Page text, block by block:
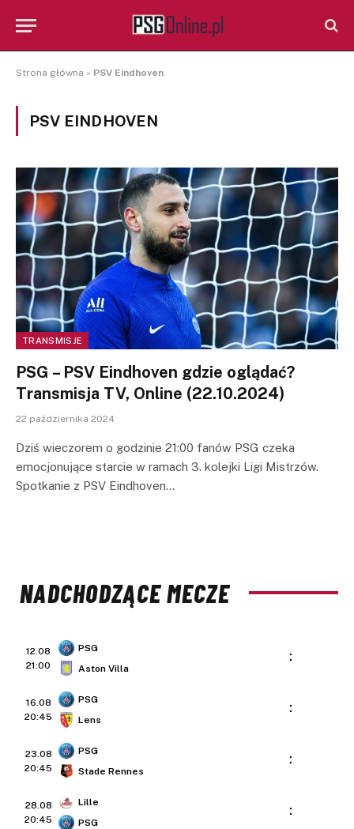
Strona główna » PSV Eindhoven
PSV EINDHOVEN
TRANSMISJE
PSG – PSV Eindhoven gdzie oglądać?
Transmisja TV, Online (22.10.2024)
22 października 2024
Dziś wieczorem o godzinie 21:00 fanów PSG czeka
emocjonujące starcie w ramach 3. kolejki Ligi Mistrzów.
Spotkanie z PSV Eindhoven…
NADCHODZĄCE MECZE
12.08
21:00
PSG
Aston Villa
:
16.08
20:45
PSG
Lens
:
23.08
20:45
PSG
Stade Rennes
:
28.08
20:45
Lille
PSG
: